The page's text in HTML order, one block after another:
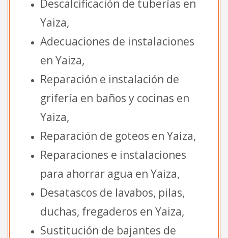
Descalcificación de tuberías en
Yaiza,
Adecuaciones de instalaciones
en Yaiza,
Reparación e instalación de
grifería en baños y cocinas en
Yaiza,
Reparación de goteos en Yaiza,
Reparaciones e instalaciones
para ahorrar agua en Yaiza,
Desatascos de lavabos, pilas,
duchas, fregaderos en Yaiza,
Sustitución de bajantes de